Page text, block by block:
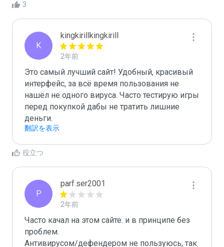
3
K
kingkirillkingkirill
2年前
Это самый лучший сайт! Удобный, красивый
интерфейс, за всё время пользования не
нашёл не одного вируса. Часто тестирую игры
перед покупкой дабы не тратить лишние
деньги.
翻訳を表示
役立つ
P
parf.ser2001
2年前
Часто качал на этом сайте. и в принципе без
проблем.
Антивирусом/дефендером не пользуюсь, так